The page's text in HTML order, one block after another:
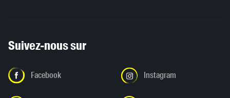
Suivez-nous sur
Facebook Instagram